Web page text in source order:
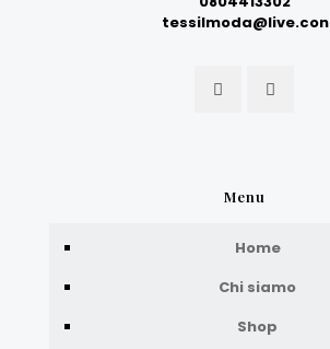
tessilmoda@live.con
Menu
Home
Chi siamo
Shop